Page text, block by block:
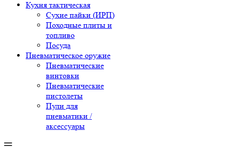
Кухня тактическая
Сухие пайки (ИРП)
Походные плиты и
топливо
Посуда
Пневматическое оружие
Пневматические
винтовки
Пневматические
пистолеты
Пули для
пневматики /
аксессуары